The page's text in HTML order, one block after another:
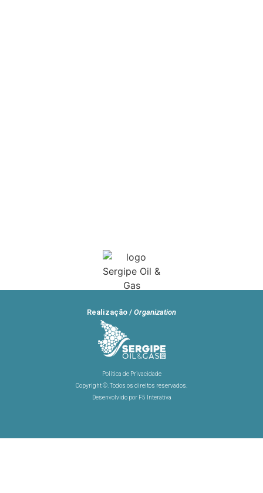
Realização / Organization
Política de Privacidade
Copyright ©. Todos os direitos reservados.
Desenvolvido por F5 Interativa